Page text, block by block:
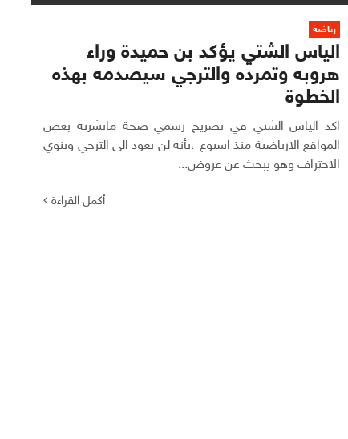
رياضة
الياس الشتي يؤكد بن حميدة وراء
هروبه وتمرده والترجي سيصدمه بهذه
الخطوة
اكد الياس الشتي في تصريح رسمي صحة مانشرته بعض
المواقع الارياضية منذ اسبوع ،بأنه لن يعود الى الترجي وينوي
الاحتراف وهو يبحث عن عروض...
أكمل القراءة